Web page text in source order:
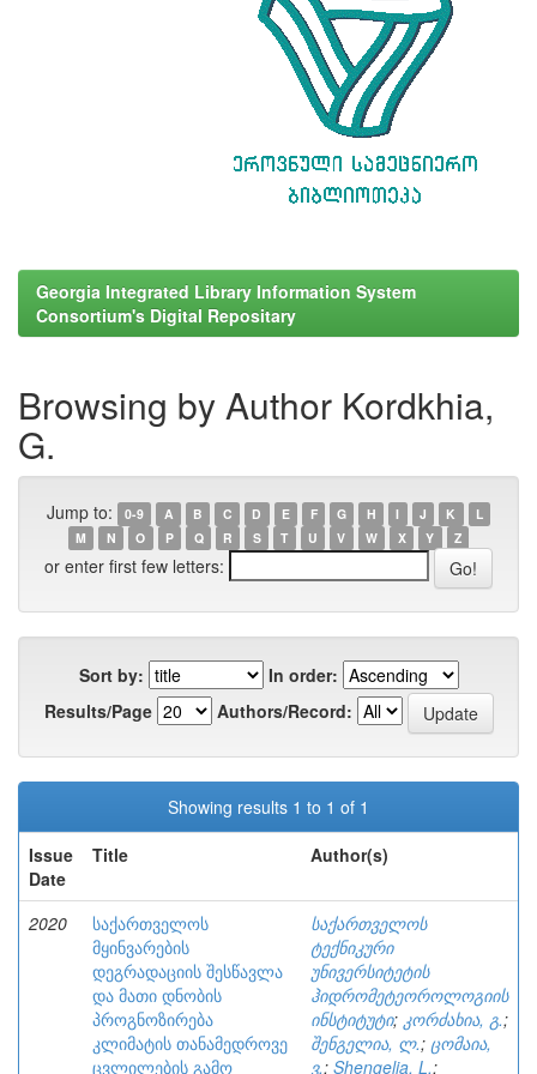
Georgia Integrated Library Information System
Consortium's Digital Repositary
Browsing by Author Kordkhia,
G.
Jump to: 0-9 A B C D E F G H I J K
L
M
N O P Q R S T U V W X Y Z
or enter first few letters:
Sort by:
In order:
Results/Page
Authors/Record:
Showing results 1 to 1 of 1
Issue
Date
Title Author(s)
2020
საქართველოს
მყინვარების
დეგრადაციის შესწავლა
და მათი დნობის
პროგნოზირება
კლიმატის თანამედროვე
ცვლილების გამო
საქართველოს
ტექნიკური
უნივერსიტეტის
ჰიდრომეტეოროლოგიის
ინსტიტუტი; კორძახია, გ.;
შენგელია, ლ.; ცომაია,
ვ.; Shengelia, L.;